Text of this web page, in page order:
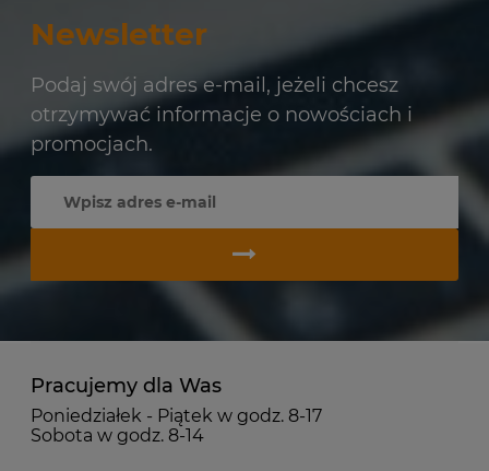
Newsletter
Podaj swój adres e-mail, jeżeli chcesz
otrzymywać informacje o nowościach i
promocjach.
Pracujemy dla Was
Poniedziałek - Piątek w godz. 8-17
Sobota w godz. 8-14